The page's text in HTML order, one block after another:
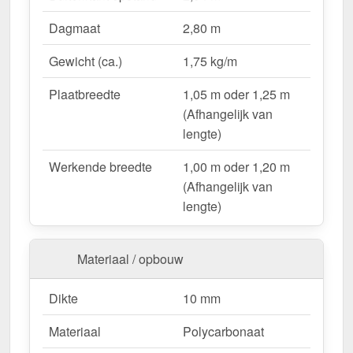
UV-bestendig & weerproof– Bestand tegen
zon, regen & hagel.
Montageklaar geleverd – Inclusief bevestiging &
eenvoudig te plaatsen.
Variabele plaatbreedte
– 1,05 m oder 1,25 m
– 10 jaar op materiaalkwaliteit voor
betrouwbaarheid.
Ideal für folgende Anwendungen:
Hallen & loodsenhallen– Lichtstraat voor
industriële toepassingen.
Droogloop & deurluifels
bescherming.
Carports & bootoverkappingen
weersbestendig.
Fietsenstallingen & tuinconstructies– Licht &
Dagmaat
2,80 m
Gewicht (ca.)
1,75 kg/m
Plaatbreedte
1,05 m oder 1,25 m
(Afhangelijk van
lengte)
Werkende breedte
1,00 m oder 1,20 m
(Afhangelijk van
lengte)
Materiaal / opbouw
Dikte
10 mm
Materiaal
Polycarbonaat